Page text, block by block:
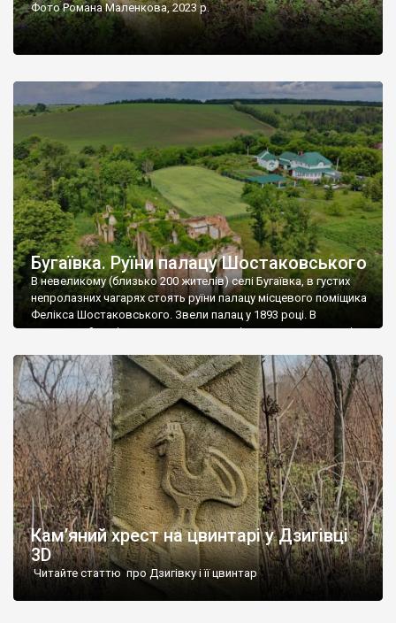
Фото Романа Маленкова, 2023 р.
Бугаївка. Руїни палацу Шостаковського
В невеликому (близько 200 жителів) селі Бугаївка, в густих
непролазних чагарях стоять руїни палацу місцевого поміщика
Фелікса Шостаковського. Звели палац у 1893 році. В
радянський період у ньому спочатку містилася школа, потім
століття тут розмістили туберкульозну лікарню. Коли із
палацу виїхала лікарня – ми точно не […]
Кам’яний хрест на цвинтарі у Дзигівці
3D
Читайте статтю про Дзигівку і її цвинтар